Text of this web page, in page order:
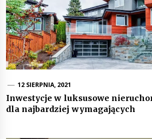
12 SIERPNIA, 2021
Inwestycje w luksusowe
dla najbardziej wymagających